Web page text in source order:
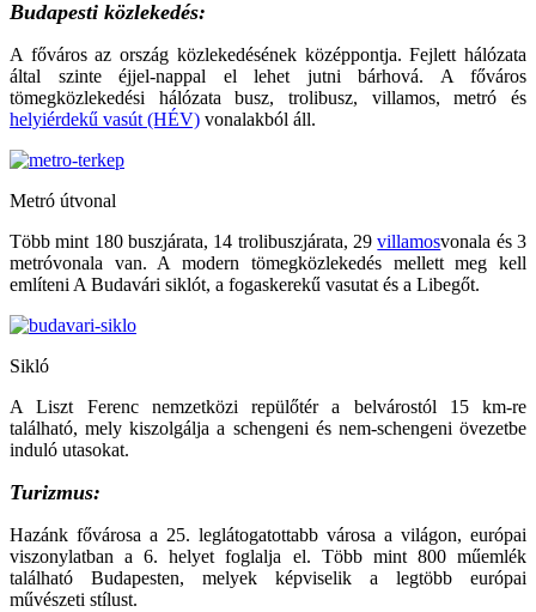
Budapesti közlekedés:
A főváros az ország közlekedésének középpontja. Fejlett hálózata
által szinte éjjel-nappal el lehet jutni bárhová. A főváros
tömegközlekedési hálózata busz, trolibusz, villamos, metró és
helyiérdekű vasút (HÉV) vonalakból áll.
Metró útvonal
Több mint 180 buszjárata, 14 trolibuszjárata, 29villamosvonala és 3
metróvonala van. A modern tömegközlekedés mellett meg kell
említeni A Budavári siklót, a fogaskerekű vasutat és a Libegőt.
Sikló
A Liszt Ferenc nemzetközi repülőtér a belvárostól 15 km-re
található, mely kiszolgálja a schengeni és nem-schengeni övezetbe
induló utasokat.
Turizmus:
Hazánk fővárosa a 25. leglátogatottabb városa a világon, európai
viszonylatban a 6. helyet foglalja el. Több mint 800 műemlék
található Budapesten, melyek képviselik a legtöbb európai
művészeti stílust.